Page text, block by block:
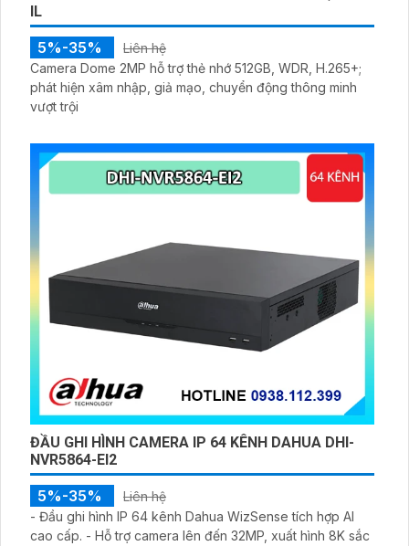
IL
5%-35%
Liên hệ
Camera Dome 2MP hỗ trợ thẻ nhớ 512GB, WDR, H.265+;
phát hiện xâm nhập, giả mạo, chuyển động thông minh
vượt trội
ĐẦU GHI HÌNH CAMERA IP 64 KÊNH DAHUA DHI-
NVR5864-EI2
5%-35%
Liên hệ
- Đầu ghi hình IP 64 kênh Dahua WizSense tích hợp AI
cao cấp. - Hỗ trợ camera lên đến 32MP, xuất hình 8K sắc